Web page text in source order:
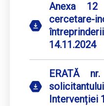
Anexa
14.11.2024
ERATĂ
Intervenției